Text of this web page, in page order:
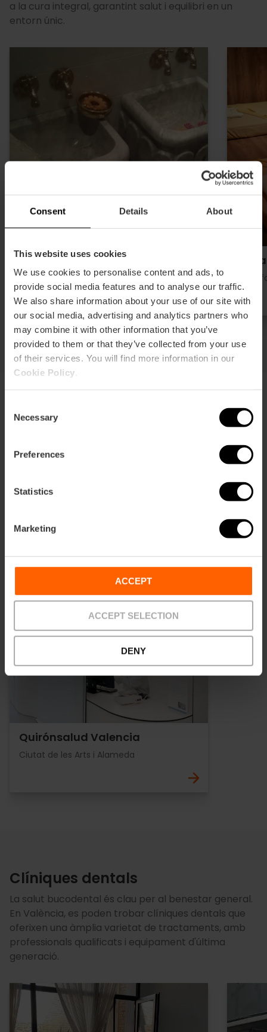
Consent Details About
This website uses cookies
We use cookies to personalise content and ads, to
provide social media features and to analyse our traffic.
We also share information about your use of our site with
our social media, advertising and analytics partners who
may combine it with other information that you’ve
provided to them or that they’ve collected from your use
of their services. You will find more information in our
Cookie Policy
Selection
Necessary
Preferences
Statistics
Marketing
ACCEPT
ACCEPT SELECTION
DENY
a la cura integral, garantint salut i equilibri en un
entorn únic.
Centro de Bienestar Al Amira
Ciutat de les Arts i Alameda
Cirurgia bariàtrica
amb professionals d'excel·lència per a combatre el
tractaments avançats per a reduir riscos i millorar la
teua qualitat de vida.
Quirónsalud Valencia
Ciutat de les Arts i Alameda
Clíniques dentals
La salut bucodental és clau per al benestar general.
En València, es poden trobar clíniques dentals que
oferixen una àmplia varietat de tractaments, amb
professionals qualificats i equipament d'última
generació.